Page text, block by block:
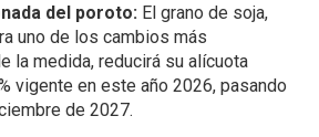
del poroto:El grano de soja,
uno de los cambios más
la medida, reducirá su alícuota
vigente en este año 2026, pasando
de 2027.